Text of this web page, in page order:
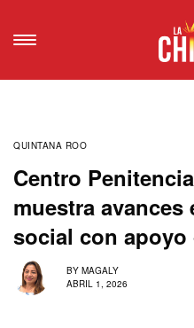
QUINTANA ROO
Centro
muestra
social con apoyo
BY MAGALY
ABRIL 1, 2026